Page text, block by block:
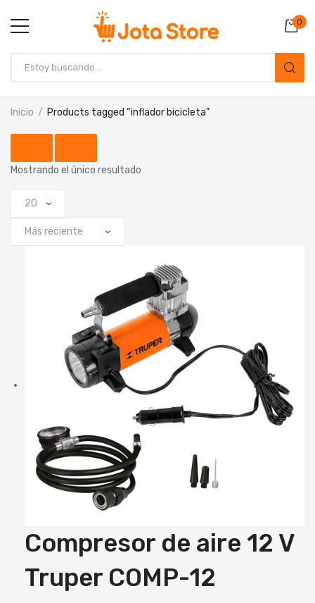
0
Inicio Products tagged “inflador bicicleta”
Mostrando el único resultado
Compresor de aire 12 V
Truper COMP-12